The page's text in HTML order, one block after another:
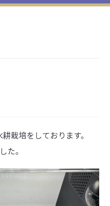
栽培をしております。
た。